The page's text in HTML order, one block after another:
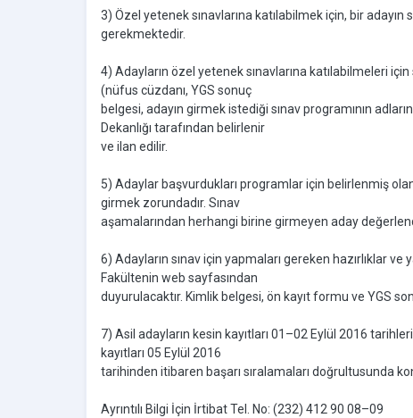
3) Özel yetenek sınavlarına katılabilmek için, bir
gerekmektedir.
4) Adayların özel yetenek sınavlarına katılabilmeleri
(nüfus cüzdanı, YGS sonuç
belgesi, adayın girmek istediği sınav programının
Dekanlığı tarafından belirlenir
ve ilan edilir.
5) Adaylar başvurdukları programlar için belirlenmiş
girmek zorundadır. Sınav
aşamalarından herhangi birine girmeyen aday
6) Adayların sınav için yapmaları gereken hazırlıklar
Fakültenin web sayfasından
duyurulacaktır. Kimlik belgesi, ön kayıt formu ve YGS
7) Asil adayların kesin kayıtları 01–02 Eylül 2016
kayıtları 05 Eylül 2016
tarihinden itibaren başarı sıralamaları doğrultusunda
Ayrıntılı Bilgi İçin İrtibat Tel. No: (232) 412 90 08–09